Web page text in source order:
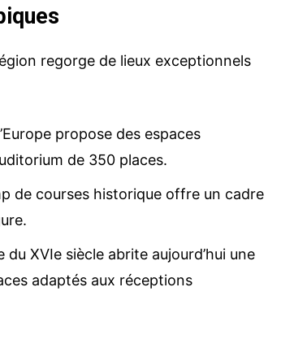
regorge de lieux exceptionnels
propose des espaces
de 350 places.
de courses historique offre un cadre
XVIe siècle abrite aujourd’hui une
adaptés aux réceptions